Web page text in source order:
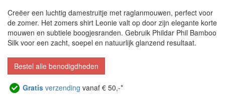
Creëer een luchtig damestruitje met raglanmouwen, perfect voor
de zomer. Het zomers shirt Leonie valt op door zijn elegante korte
mouwen en subtiele boogjesranden. Gebruik Phildar Phil Bamboo
Silk voor een zacht, soepel en natuurlijk glanzend resultaat.
Bestel alle benodigdheden
Gratis verzending vanaf € 50,-*